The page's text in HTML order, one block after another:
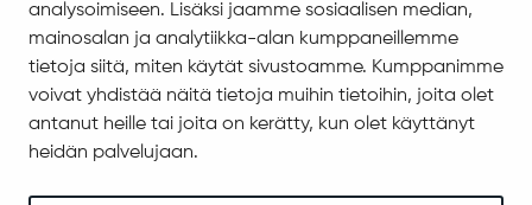
analysoimiseen. Lisäksi jaamme sosiaalisen median,
mainosalan ja analytiikka-alan kumppaneillemme
tietoja siitä, miten käytät sivustoamme. Kumppanimme
voivat yhdistää näitä tietoja muihin tietoihin, joita olet
antanut heille tai joita on kerätty, kun olet käyttänyt
heidän palvelujaan.
Yhteystiedot
Jäämerentie 1, 99601 Sodankylä
Kaikki yhteystiedot
Henkilökunnan intranet